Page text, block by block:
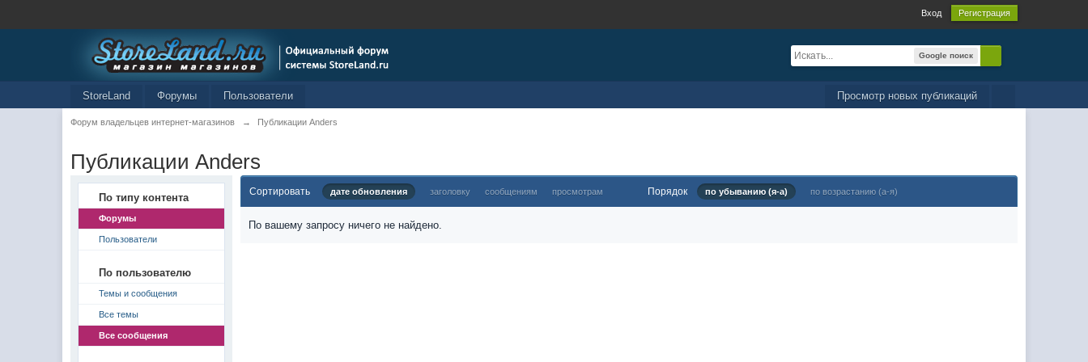
Вход Регистрация
Google поиск
Просмотр новых публикаций
StoreLand Форумы Пользователи
Форум владельцев интернет-магазинов → Публикации Anders
Публикации Anders
По типу контента
Форумы
Пользователи
По пользователю
Темы и сообщения
Все темы
Все сообщения
Сортировать дате обновления заголовку сообщениям просмотрам Порядок по убыванию (я-а) по возрастанию (а-я)
По вашему запросу ничего не найдено.